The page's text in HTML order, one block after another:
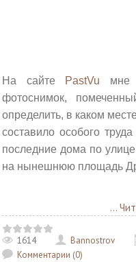
На сайте PastVu мне
фотоснимок,
определить, в каком
составило особого
последние дома по
на нынешнюю площадь
...
1614 Bannostrov
Комментарии (0)